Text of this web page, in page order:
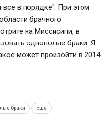
в порядке". При этом
брачного
на Миссисипи, в
однополые браки. Я
может произойти в 2014
браки сша